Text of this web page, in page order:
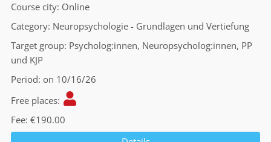
Course city Online
Category Neuropsychologie - Grundlagen und Vertiefung
Target group Psycholog:innen, Neuropsycholog:innen, PP
und KJP
Period on 10/16/26
Free places
Fee €190.00